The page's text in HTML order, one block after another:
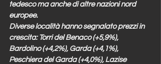
tedesco ma anche di altre nazioni nord
europee.
Diverse località hanno segnalato prezzi in
crescita: Torri del Benaco (+5,9%),
Bardolino (+4,2%), Garda (+4,1%),
Peschiera del Garda (+4,0%), Lazise